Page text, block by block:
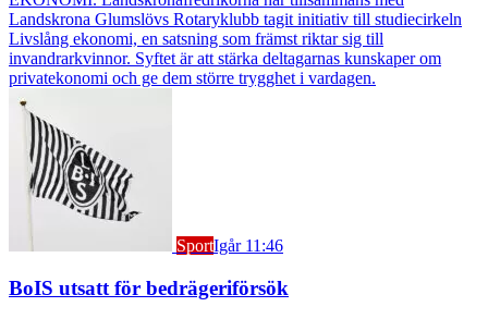
Landskrona Glumslövs Rotaryklubb tagit initiativ till studiecirkeln
Livslång ekonomi, en satsning som främst riktar sig till
invandrarkvinnor. Syftet är att stärka deltagarnas kunskaper om
privatekonomi och ge dem större trygghet i vardagen.
SportIgår 11:46
BoIS utsatt för bedrägeriförsök